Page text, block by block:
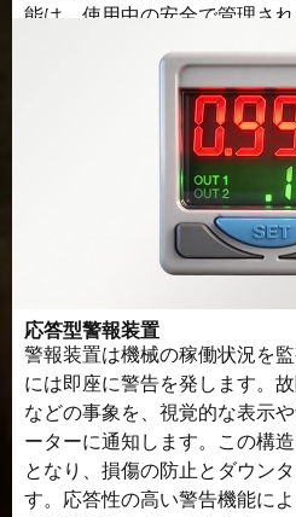
能は、使用中の安全で管理さ
応答型警報装置
警報装置は機械の稼働状況を
には即座に警告を発します。
などの事象を、視覚的な表示
ーターに通知します。この構
となり、損傷の防止とダウン
す。応答性の高い警告機能に